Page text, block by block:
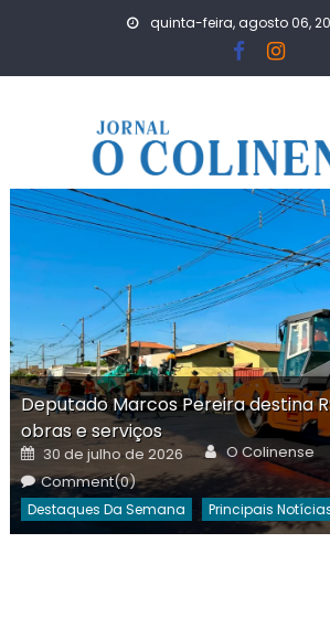
quinta-feira, agosto 06,
Deputado Marcos Pereira destina
obras e serviços
Posted
on
30 de julho de 2026 Author
O Colinense
Comment(0)
Destaques Da Semana Principais